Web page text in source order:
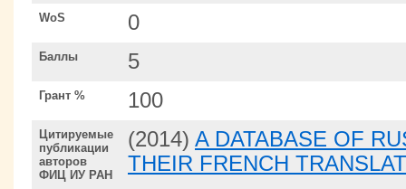
WoS 0
Баллы 5
Грант % 100
Цитируемые
публикации
авторов
ФИЦ ИУ РАН
(2014) A DATABASE OF
THEIR FRENCH